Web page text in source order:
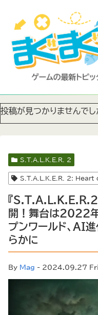
投稿が見つかりませんでし
S.T.A.L.K.E.R. 2
S.T.A.L.K.E.R. 2: Heart
『S.T.A.L.K.E.R.2
開！舞台は2022年
プンワールド、AI
らかに
By Mag - 2024.09.27 Fri